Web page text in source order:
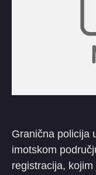
Granična policija
imotskom
registracija,